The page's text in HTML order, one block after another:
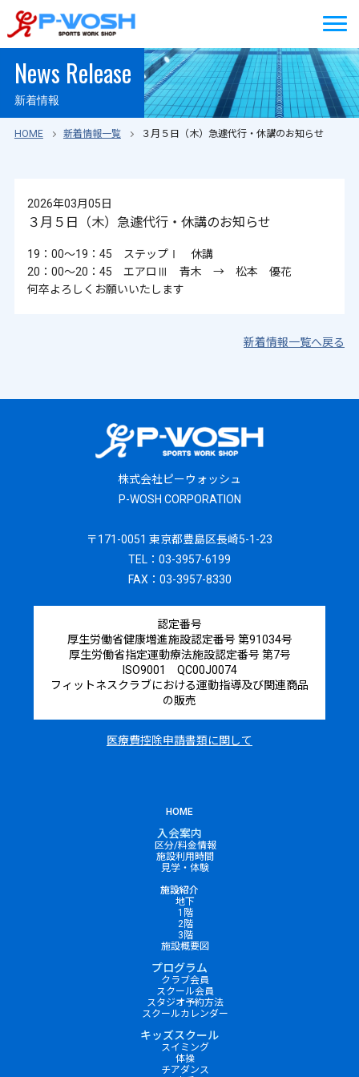
News Release
新着情報
HOME 新着情報一覧 ３月５日（木）急遽代行・休講のお知らせ
2026年03月05日
３月５日（木）急遽代行・休講のお知らせ
19：00～19：45 ステップⅠ 休講
20：00～20：45 エアロⅢ 青木 → 松本 優花
何卒よろしくお願いいたします
新着情報一覧へ戻る
株式会社ピーウォッシュ
P-WOSH CORPORATION
〒171-0051 東京都豊島区長崎5-1-23
TEL：03-3957-6199
FAX：03-3957-8330
認定番号
厚生労働省健康増進施設認定番号 第91034号
厚生労働省指定運動療法施設認定番号 第7号
ISO9001 QC00J0074
フィットネスクラブにおける運動指導及び関連商品
の販売
医療費控除申請書類に関して
HOME
入会案内
区分/料金情報
施設利用時間
見学・体験
施設紹介
地下
1階
2階
3階
施設概要図
プログラム
クラブ会員
スクール会員
スタジオ予約方法
スクールカレンダー
キッズスクール
スイミング
体操
チアダンス